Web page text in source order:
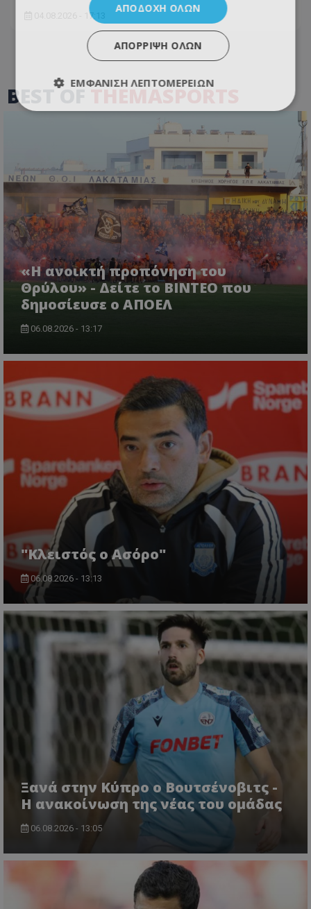
04.08.2026 - 17:13
BEST OFTHEMASPORTS
«Η ανοικτή προπόνηση του
Θρύλου» - Δείτε το ΒΙΝΤΕΟ που
δημοσίευσε ο ΑΠΟΕΛ
06.08.2026 - 13:17
"Κλειστός ο Ασόρο"
06.08.2026 - 13:13
Ξανά στην Κύπρο ο Βουτσένοβιτς -
Η ανακοίνωση της νέας του ομάδας
06.08.2026 - 13:05
ΑΠΟΔΟΧΉ ΌΛΩΝ
ΑΠΌΡΡΙΨΗ ΌΛΩΝ
ΕΜΦΆΝΙΣΗ ΛΕΠΤΟΜΕΡΕΙΏΝ